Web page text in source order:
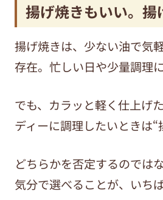
揚げ焼きもいい。揚
揚げ焼きは、少ない油で気
存在。忙しい日や少量調理
でも、カラッと軽く仕上げ
ディーに調理したいときは“
どちらかを否定するのでは
気分で選べることが、いち